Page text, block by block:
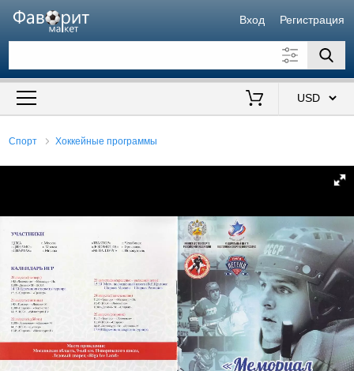
Вход Регистрация
Искать также в описании
Спорт Хоккейные программы